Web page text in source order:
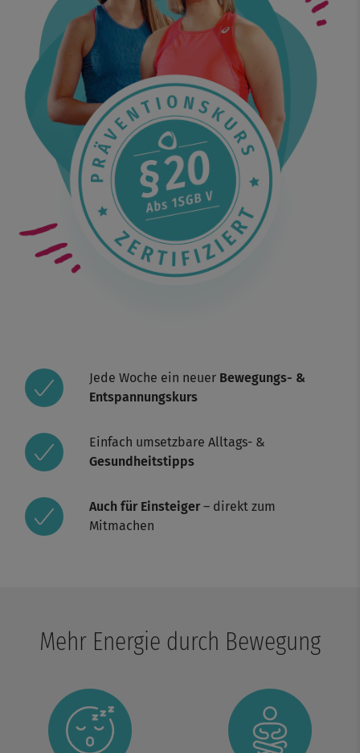
Jede Woche ein neuer Bewegungs- &
Entspannungskurs
Einfach umsetzbare Alltags- &
Gesundheitstipps
Auch für Einsteiger– direkt zum
Mitmachen
Mehr Energie durch Bewegung